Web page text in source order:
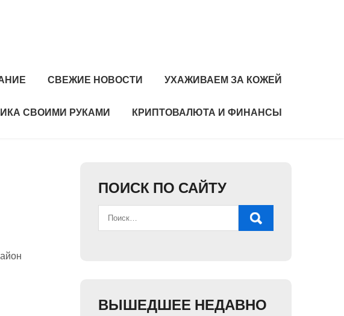
СВЕЖИЕ НОВОСТИ УХАЖИВАЕМ ЗА КОЖЕЙ
СВОИМИ РУКАМИ КРИПТОВАЛЮТА И ФИНАНСЫ
ПОИСК ПО САЙТУ
ВЫШЕДШЕЕ НЕДАВНО